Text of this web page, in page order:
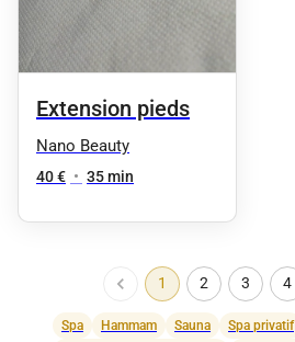
Extension pieds
Nano Beauty
40 € • 35 min
1 2 3 4
Spa Hammam Sauna
Spa privatif